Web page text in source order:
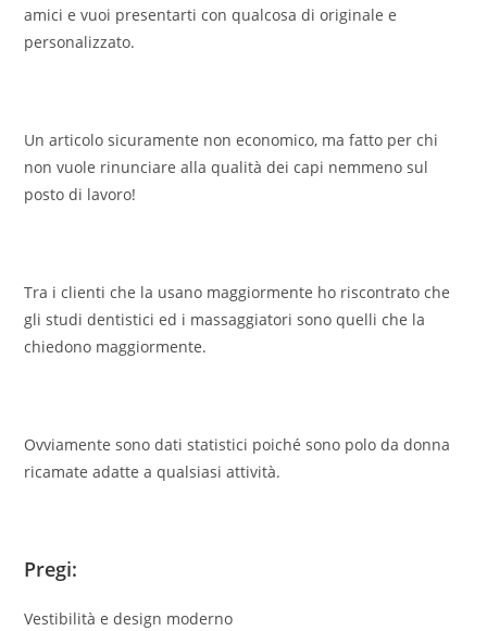
amici e vuoi presentarti con qualcosa di originale e
personalizzato.
Un articolo sicuramente non economico, ma fatto per chi
non vuole rinunciare alla qualità dei capi nemmeno sul
posto di lavoro!
Tra i clienti che la usano maggiormente ho riscontrato che
gli studi dentistici ed i massaggiatori sono quelli che la
chiedono maggiormente.
Ovviamente sono dati statistici poiché sono polo da donna
ricamate adatte a qualsiasi attività.
Pregi:
Vestibilità e design moderno